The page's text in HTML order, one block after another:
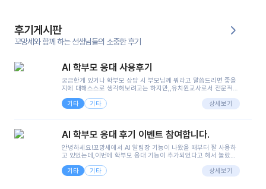
후기게시판
꼬망세와 함께 하는 선생님들의 소중한 후기
AI 학부모 응대 사용후기
궁금한게 있거나 학부모 상담 시 부모님께 뭐라고 말씀드리면 좋을
지에 대해스스로 생각해보려고는 하지만,,유치원교사로서 전문적인
려니 어려울때가...^^(저만 그런거 아니죠 ㅜㅜ)꼬망봇의 장점은 지
피티나 제미나이는 몇세이고 여자인지 남자인지 등그래도 좀 기본
정보를 제공하면서 물어봐야할 때가 있어그때마다 정보를 입력하는
으셔서 고민이 됐는데ai 학부모 응대를 써볼 수 있어서 좋았어요!앞
면..)그리고 제가 신입 때 이게 있었더라면 ㅜㅜㅜㅜ?응대 팁이 정말
좋은거 같아요지금은 그래도 아이들이 잘 이해 되지만초임 때는 정
말 어려워서 항상다른 선생님들께 도움을 요청했었거든요..ㅠ*일지
쓸 때도 좀 도움이 되는 거 같아요!
기타 기타 상세보기
AI 학부모 응대 후기 이벤트 참여합니다.
안녕하세요!꼬망세에서 AI 알림장 기능이 나왔을 때부터 잘 사용하
고 있었는데,이번에 학부모 응대 기능이 추가되었다고 해서 놀랐습
님 응대에 더 많은 부담을 느끼고 있습니다 ㅠㅠ이번에 제가 원에서
겪은 일과 학부모님께 전달드렸던 내용을 함께 보시고,저와 비슷한
기타 기타 상세보기